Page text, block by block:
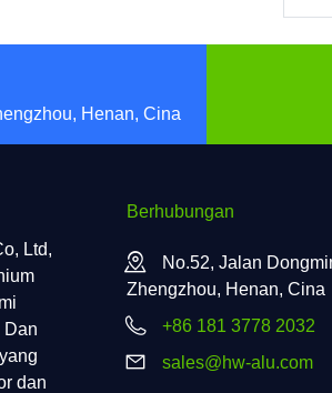
Henan, Cina
Ltd,
Dan
dan
Berhubungan
No.52, Jalan
Zhengzhou, Henan, Cina
+86 181 3778 2032
sales@hw-alu.com